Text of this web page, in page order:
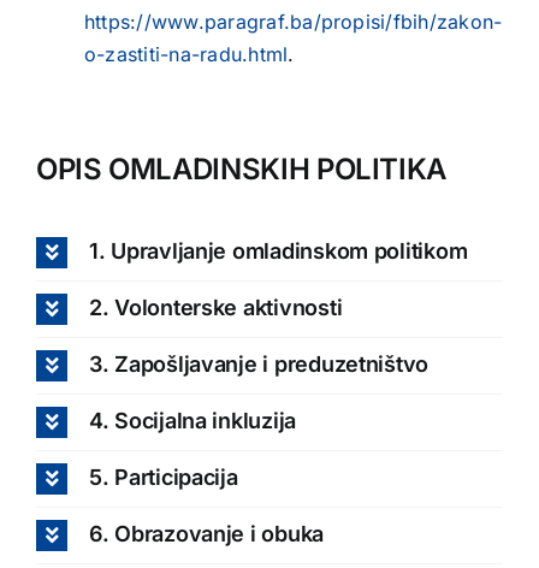
https://www.paragraf.ba/propisi/fbih/zakon-
o-zastiti-na-radu.html.
OPIS OMLADINSKIH POLITIKA
1. Upravljanje omladinskom politikom
2. Volonterske aktivnosti
3. Zapošljavanje i preduzetništvo
4. Socijalna inkluzija
5. Participacija
6. Obrazovanje i obuka